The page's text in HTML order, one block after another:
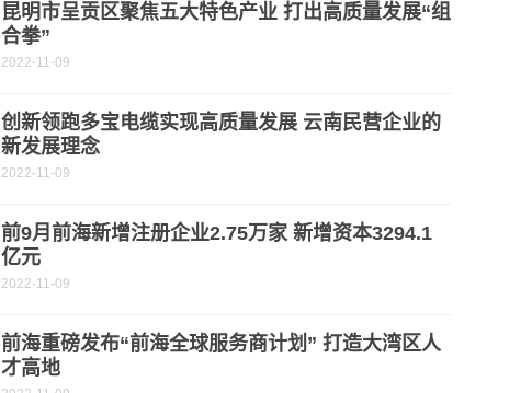
昆明市呈贡区聚焦五大特色产业 打出高质量发展“组
合拳”
2022-11-09
创新领跑多宝电缆实现高质量发展 云南民营企业的
新发展理念
2022-11-09
前9月前海新增注册企业2.75万家 新增资本3294.1
亿元
2022-11-09
前海重磅发布“前海全球服务商计划” 打造大湾区人
才高地